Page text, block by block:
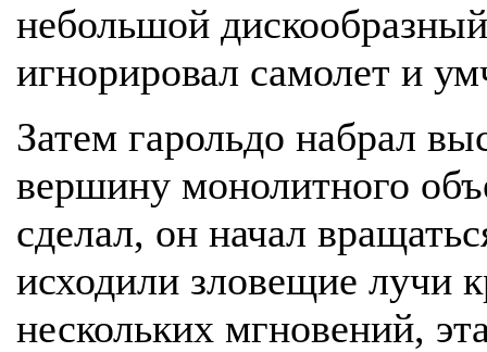
небольшой
игнорировал самолет и
Затем гарольдо набрал
вершину монолитного
сделал, он начал
исходили зловещие лучи
нескольких мгновений,